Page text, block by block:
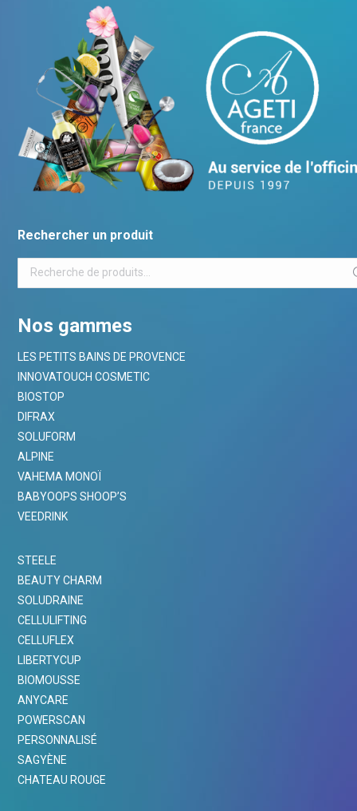
Rechercher un produit
Nos gammes
LES PETITS BAINS DE PROVENCE
INNOVATOUCH COSMETIC
BIOSTOP
DIFRAX
SOLUFORM
ALPINE
VAHEMA MONOÏ
BABYOOPS SHOOP’S
VEEDRINK
STEELE
BEAUTY CHARM
SOLUDRAINE
CELLULIFTING
CELLUFLEX
LIBERTYCUP
BIOMOUSSE
ANYCARE
POWERSCAN
PERSONNALISÉ
SAGYÈNE
CHATEAU ROUGE